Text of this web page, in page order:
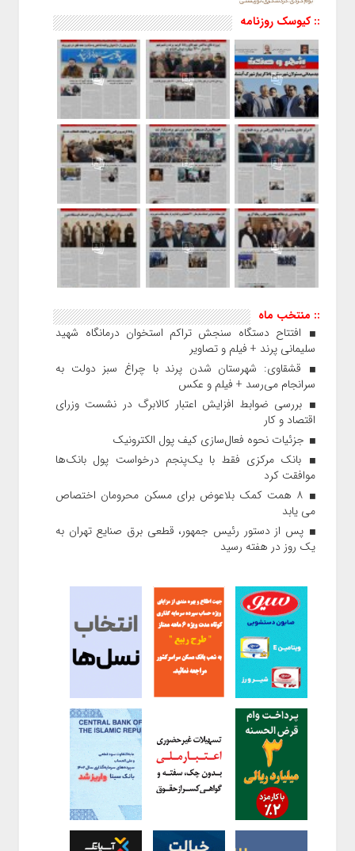
:: کیوسک روزنامه
:: منتخب ماه
افتتاح دستگاه سنجش تراکم استخوان درمانگاه شهید
سلیمانی پرند + فیلم و تصاویر
قشقاوی: شهرستان شدن پرند با چراغ سبز دولت به
سرانجام می‌رسد + فیلم و عکس
بررسی ضوابط افزایش اعتبار کالابرگ در نشست وزرای
اقتصاد و کار
جزئیات نحوه فعال‌سازی کیف پول الکترونیک
بانک مرکزی فقط با یک‌‎پنجم درخواست پول بانک‌ها
موافقت کرد
۸ همت کمک بلاعوض برای مسکن محرومان اختصاص
می یابد
پس از دستور رئیس‌ جمهور، قطعی برق صنایع تهران به
یک روز در هفته رسید